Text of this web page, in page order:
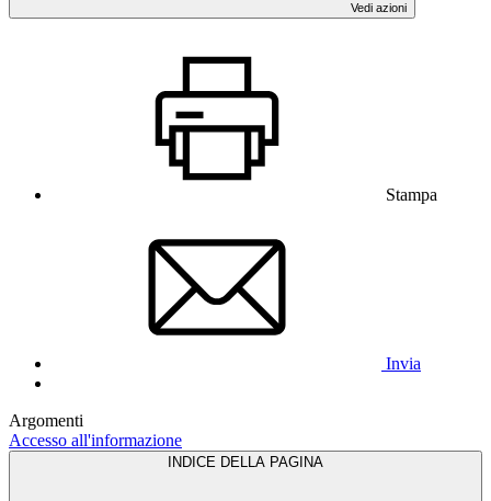
Vedi azioni
Stampa
Invia
Argomenti
Accesso all'informazione
INDICE DELLA PAGINA